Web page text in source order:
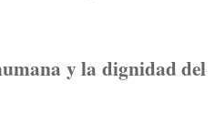
y la dignidad del